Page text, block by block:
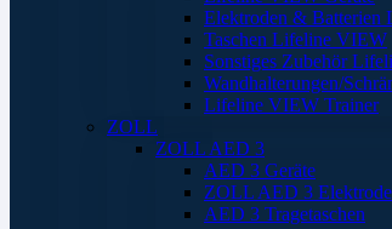
Elektroden &
Taschen Lifeline VIEW
Sonstiges Zubehör
Wandhalterungen/
Lifeline VIEW Trainer
ZOLL
ZOLL AED 3
AED 3 Geräte
ZOLL AED 3
AED 3 Tragetaschen